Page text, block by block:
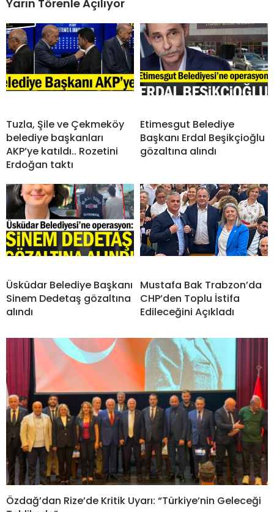
Yarın Törenle Açılıyor
Tuzla, Şile ve Çekmeköy
belediye başkanları
AKP’ye katıldı.. Rozetini
Erdoğan taktı
Etimesgut Belediye
Başkanı Erdal Beşikçioğlu
gözaltına alındı
Üsküdar Belediye Başkanı
Sinem Dedetaş gözaltına
alındı
Mustafa Bak Trabzon’da
CHP’den Toplu İstifa
Edileceğini Açıkladı
Özdağ’dan Rize’de Kritik Uyarı: “Türkiye’nin Geleceği